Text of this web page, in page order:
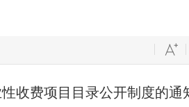
费项目目录公开制度的通